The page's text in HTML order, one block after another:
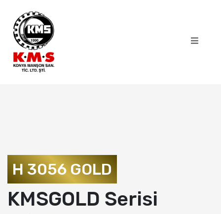
H 3056 GOLD
KMSGOLD Serisi